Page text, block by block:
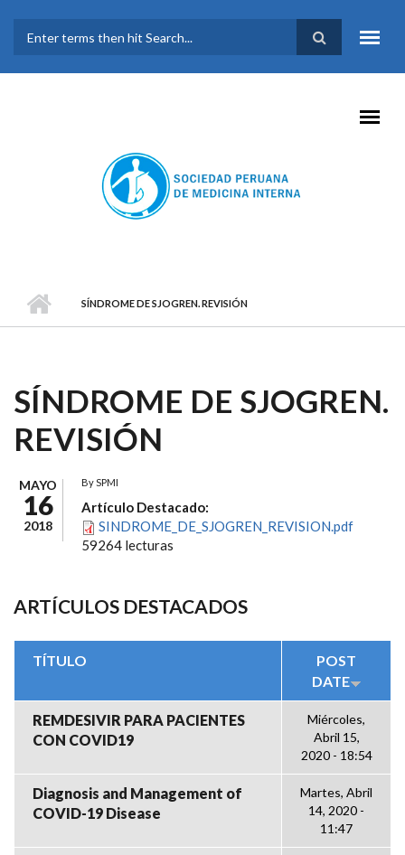
FORMULARIO DE
BÚSQUEDA
SÍNDROME DE SJOGREN. REVISIÓN
SÍNDROME DE SJOGREN.
REVISIÓN
MAYO
16
2018
BySPMI
Artículo Destacado:
SINDROME_DE_SJOGREN_REVISION.pdf
59264 lecturas
ARTÍCULOS DESTACADOS
TÍTULO
POST
DATE
REMDESIVIR PARA PACIENTES
CON COVID19
Miércoles,
Abril 15,
2020 - 18:54
Diagnosis and Management of
COVID-19 Disease
Martes, Abril
14, 2020 -
11:47